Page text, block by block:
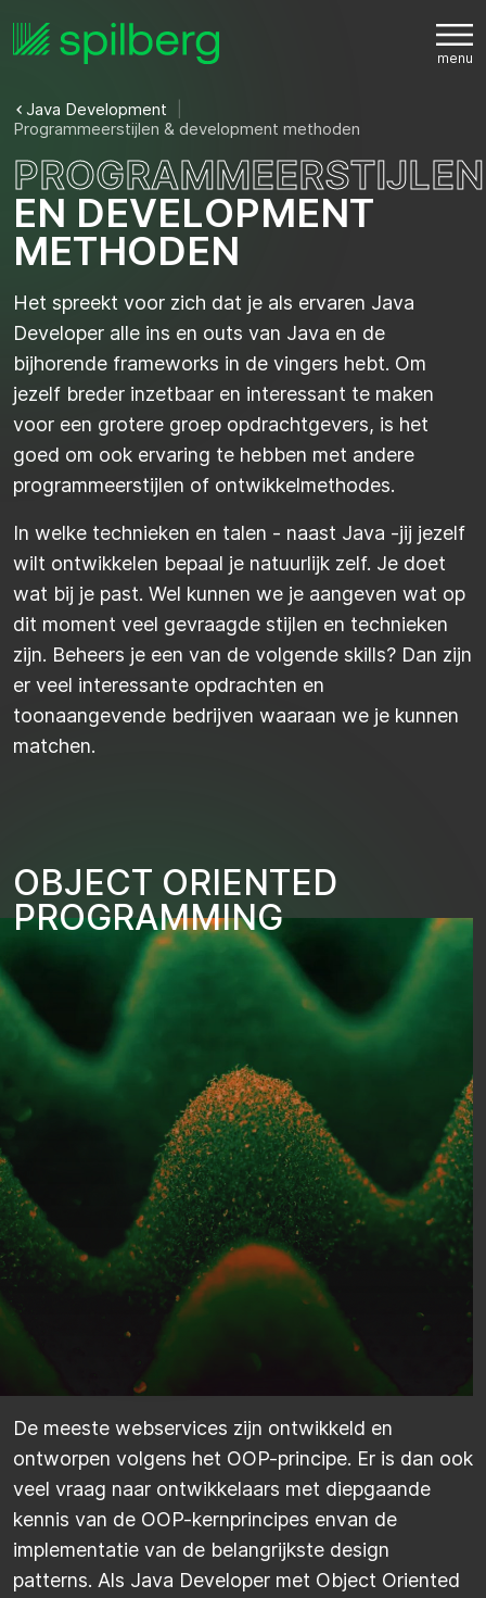
Java Development
Programmeerstijlen & development methoden
PROGRAMMEERSTIJLEN
EN DEVELOPMENT
METHODEN
Het spreekt voor zich dat je als ervaren Java
Developer alle ins en outs van Java en de
bijhorende frameworks in de vingers hebt. Om
jezelf breder inzetbaar en interessant te maken
voor een grotere groep opdrachtgevers, is het
goed om ook ervaring te hebben met andere
programmeerstijlen of ontwikkelmethodes.
In welke technieken en talen - naast Java -jij jezelf
wilt ontwikkelen bepaal je natuurlijk zelf. Je doet
wat bij je past. Wel kunnen we je aangeven wat op
dit moment veel gevraagde stijlen en technieken
zijn. Beheers je een van de volgende skills? Dan zijn
er veel interessante opdrachten en
toonaangevende bedrijven waaraan we je kunnen
matchen.
OBJECT ORIENTED
PROGRAMMING
De meeste webservices zijn ontwikkeld en
ontworpen volgens het OOP-principe. Er is dan ook
veel vraag naar ontwikkelaars met diepgaande
kennis van de OOP-kernprincipes envan de
implementatie van de belangrijkste design
patterns. Als Java Developer met Object Oriented